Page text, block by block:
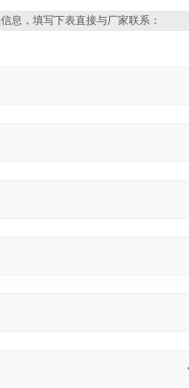
息，填写下表直接与厂家联系：